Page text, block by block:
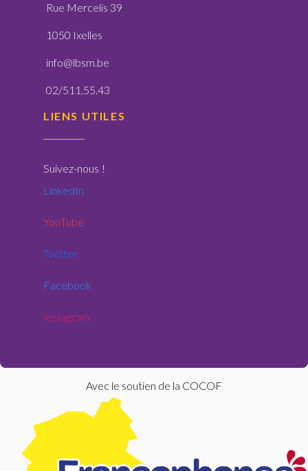
Rue Mercelis 39
1050 Ixelles
info@lbsm.be
02/511.55.43
LIENS UTILES
Suivez-nous !
LinkedIn
YouTube
Twitter
Facebook
Instagram
Avec le soutien de la COCOF